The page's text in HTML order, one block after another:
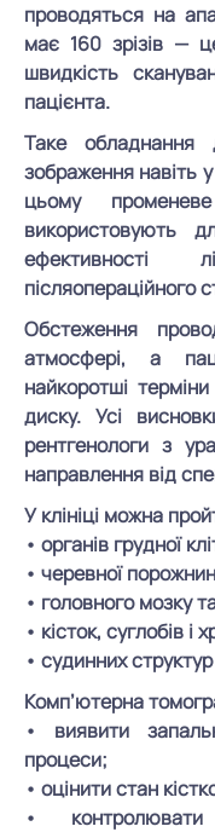
проводяться на
має 160 зрізів —
швидкість
пацієнта.
Таке обладнання
зображення навіть
цьому
використовують
ефективності
післяопераційного
Обстеження
атмосфері, а
найкоротші
диску. Усі
рентгенологи з
направлення від
У клініці можна
• органів грудної
• черевної
• головного мозку
• кісток, суглобів і
• судинних
Комп’ютерна
• виявити
процеси;
• оцінити стан
•